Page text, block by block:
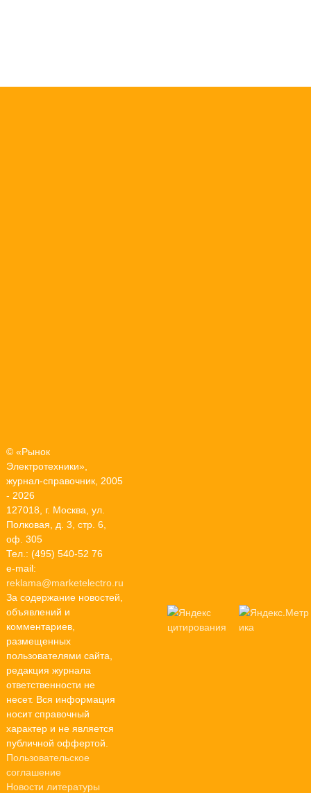
© «Рынок
Электротехники»,
журнал-справочник, 2005
- 2026
127018, г. Москва, ул.
Полковая, д. 3, стр. 6,
оф. 305
Тел.: (495) 540-52 76
e-mail:
reklama@marketelectro.ru
За содержание новостей,
объявлений и
комментариев,
размещенных
пользователями сайта,
редакция журнала
ответственности не
несет. Вся информация
носит справочный
характер и не является
публичной оффертой.
Пользовательское
соглашение
Новости литературы